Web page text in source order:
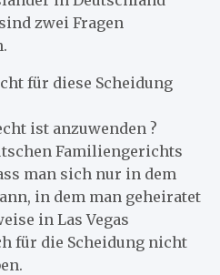
zwei Fragen
für diese Scheidung
ist anzuwenden ?
Familiengerichts
man sich nur in dem
in dem man geheiratet
in Las Vegas
für die Scheidung nicht